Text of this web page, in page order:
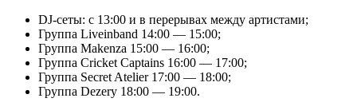
DJ-сеты: с 13:00 и в перерывах между артистами;
Группа Liveinband 14:00 — 15:00;
Группа Makenza 15:00 — 16:00;
Группа Cricket Captains 16:00 — 17:00;
Группа Secret Atelier 17:00 — 18:00;
Группа Dezery 18:00 — 19:00.